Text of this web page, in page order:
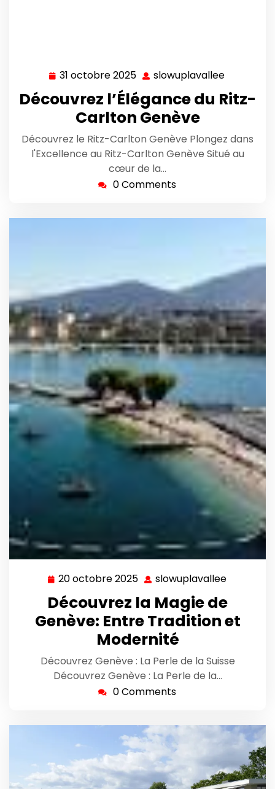
31 octobre 2025 31
2025
slowuplavallee
Découvrez l’Élégance du Ritz-
Carlton Genève
Découvrez le Ritz-Carlton Genève Plongez dans
l'Excellence au Ritz-Carlton Genève Situé au
cœur de la…
0 Comments
20 octobre 2025 20
octobre
2025
slowuplavallee
Découvrez la Magie de
Genève: Entre Tradition et
Modernité
Découvrez Genève : La Perle de la Suisse
Découvrez Genève : La Perle de la…
0 Comments